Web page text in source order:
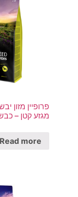
פרופיין מזון
מגזע קטן –
Read more